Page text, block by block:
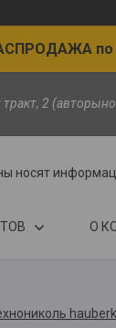
по
2
О